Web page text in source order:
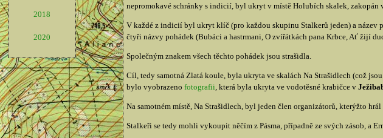
2018
2020
nepromokavé schránky s indicií, byl ukryt v místě Holubích skalek, zakopán
V každé z indicií byl ukryt klíč (pro každou skupinu Stalkerů jeden) a
čtyři názvy pohádek (Bubáci a hastrmani, O zvířátkách pana Krbce, Ať žijí
Společným znakem všech těchto pohádek jsou strašidla.
Cíl, tedy samotná Zlatá koule, byla ukryta ve skalách Na Strašidlech (což
bylo vyobrazeno fotografii, která byla ukryta ve vodotěsné krabičce v
Na samotném místě, Na Strašidlech, byl jeden člen organizátorů, kterýžto
Stalkeři se tedy mohli vykoupit něčím z Pásma, případně ze svých zásob, a